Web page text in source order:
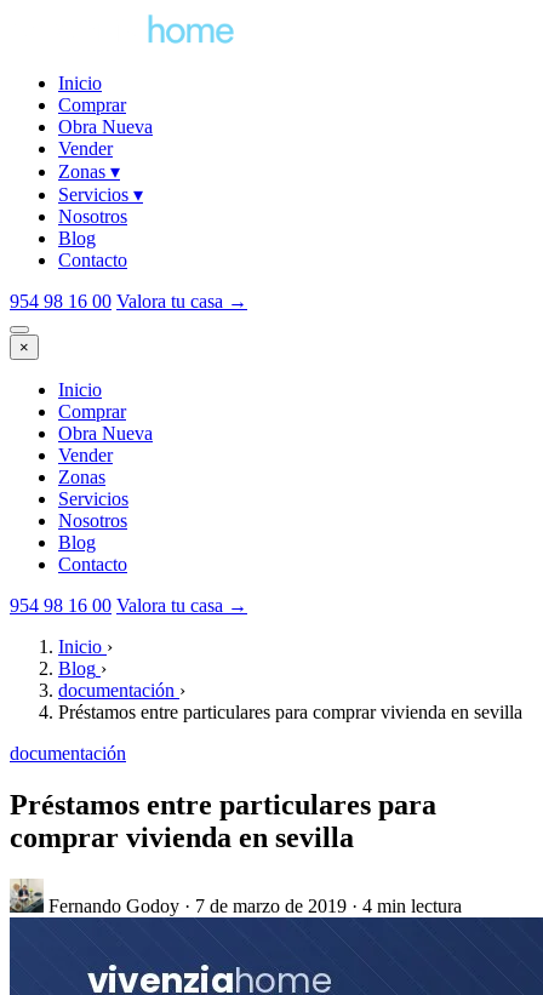
Inicio
Comprar
Obra Nueva
Vender
Zonas ▾
Servicios ▾
Nosotros
Blog
Contacto
954 98 16 00 Valora tu casa →
×
Inicio
Comprar
Obra Nueva
Vender
Zonas
Servicios
Nosotros
Blog
Contacto
954 98 16 00 Valora tu casa →
Inicio ›
Blog ›
documentación ›
Préstamos entre particulares para comprar vivienda en sevilla
documentación
Préstamos entre particulares para
comprar vivienda en sevilla
Fernando Godoy · 7 de marzo de 2019 · 4 min lectura